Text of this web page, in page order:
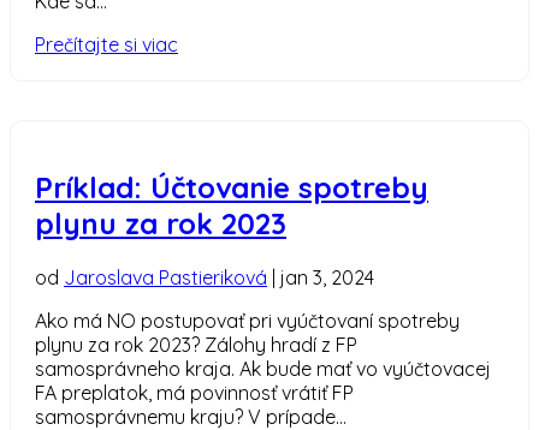
Prečítajte si viac
Príklad: Účtovanie spotreby
plynu za rok 2023
od Jaroslava Pastieriková | jan 3, 2024
Ako má NO postupovať pri vyúčtovaní spotreby
plynu za rok 2023? Zálohy hradí z FP
samosprávneho kraja. Ak bude mať vo vyúčtovacej
FA preplatok, má povinnosť vrátiť FP
samosprávnemu kraju? V prípade...